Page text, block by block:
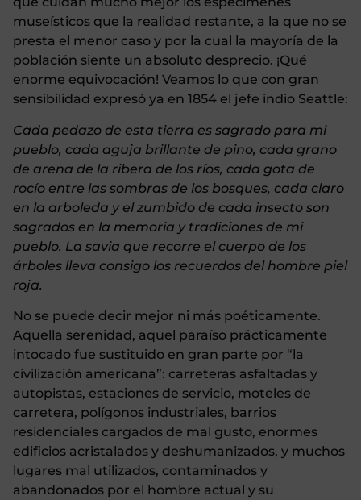
museísticos que la realidad restante, a la que no se
presta el menor caso y por la cual la mayoría de la
población siente un absoluto desprecio. ¡Qué
enorme equivocación! Veamos lo que con gran
sensibilidad expresó ya en 1854 el jefe indio Seattle:
Cada pedazo de esta tierra es sagrado para mi
pueblo, cada aguja brillante de pino, cada grano
de arena de la ribera de los ríos, cada gota de
rocío entre las sombras de los bosques, cada claro
en la arboleda y el zumbido de cada insecto son
sagrados en la memoria y tradiciones de mi
pueblo. La savia que recorre el cuerpo de los
árboles lleva consigo los recuerdos del hombre piel
roja.
No se puede decir mejor ni más poéticamente.
Aquella serenidad, aquel paraíso prácticamente
intocado fue sustituido en gran parte por “la
civilización americana”: carreteras asfaltadas y
autopistas, estaciones de servicio, moteles de
carretera, polígonos industriales, barrios
residenciales cargados de mal gusto, enormes
edificios acristalados y deshumanizados, y muchos
lugares mal utilizados, contaminados y
abandonados por el hombre actual y su